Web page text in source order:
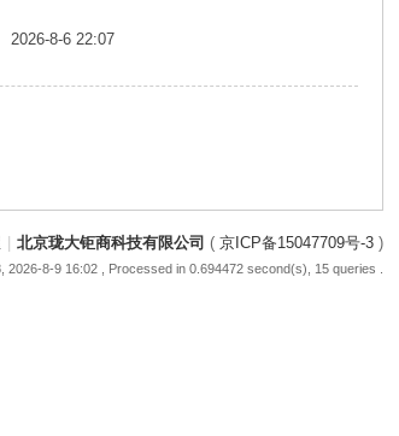
2026-8-6 22:07
北京珑大钜商科技有限公司 ( 京ICP备15047709号-3)
2026-8-9 16:02, Processed in 0.694472 second(s), 15 queries .